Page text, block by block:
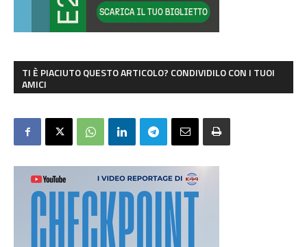
TI È PIACIUTO QUESTO ARTICOLO? CONDIVIDILO CON I TUOI
AMICI